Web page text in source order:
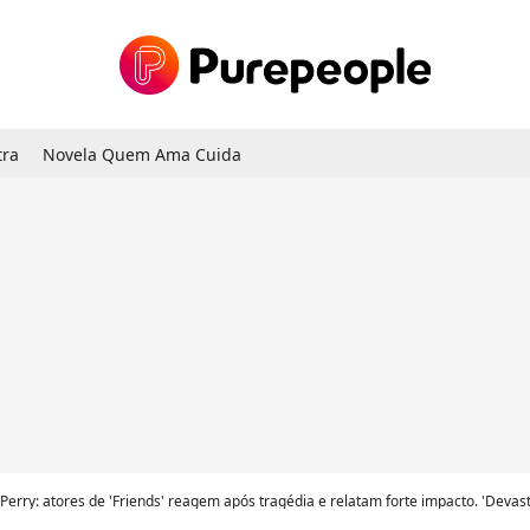
Novela Quem Ama Cuida
atores de 'Friends' reagem após tragédia e relatam forte impacto.